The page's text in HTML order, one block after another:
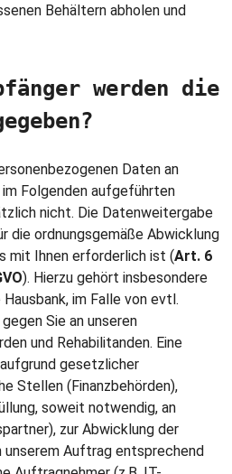
Behältern abholen und
werden die
Daten an
Folgenden aufgeführten
nicht. Die Datenweitergabe
die ordnungsgemäße Abwicklung
mit Ihnen erforderlich ist (Art. 6
). Hierzu gehört insbesondere
im Falle von evtl.
Sie an unseren
und Rehabilitanden. Eine
gesetzlicher
Stellen (Finanzbehörden),
soweit notwendig, an
zur Abwicklung der
unserem Auftrag entsprechend